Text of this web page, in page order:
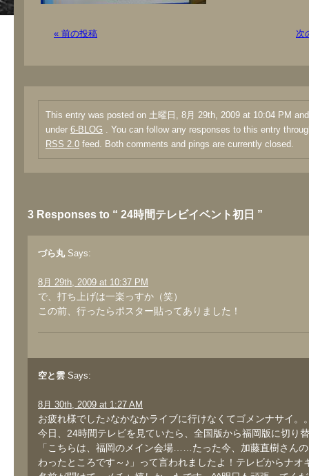
« 前の投稿 次
This entry was posted on 土曜日, 8月 29th, 2009 at 10:04 PM
under 6-BLOG . You can follow any responses to this entry
RSS 2.0 feed. Both comments and pings are currently closed.
3 Responses to “ 24時間テレビイベント初日 ”
づら丸 Says:
8月 29th, 2009 at 10:37 PM
で、打ち上げは一楽っすか（笑）
この前、行ったらポスター貼ってありました！
空と雲 Says:
8月 30th, 2009 at 1:27 AM
お疲れ様でした♪なかなかライブに行けなくてゴメンナサイ。
今日、24時間テレビを見ていたら、全国版から福岡版に切り
「こちらは、福岡のメイン会場……たった今、加藤直樹さん
わったところです～♪」って言われましたよ！テレビからナオ